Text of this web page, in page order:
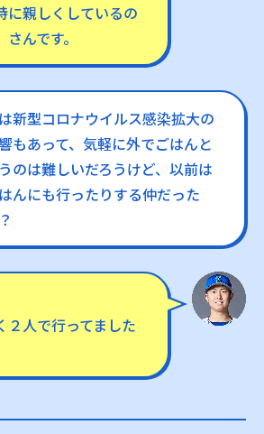
に親しくしているの
んです。
新型コロナウイルス感染拡大の
もあって、気軽に外でごはんと
のは難しいだろうけど、以前は
んにも行ったりする仲だった
２人で行ってました